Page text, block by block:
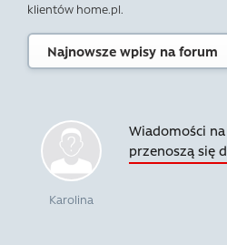
klientów home.pl.
Najnowsze wpisy na forum
Karolina
Wiadomości
przenoszą się